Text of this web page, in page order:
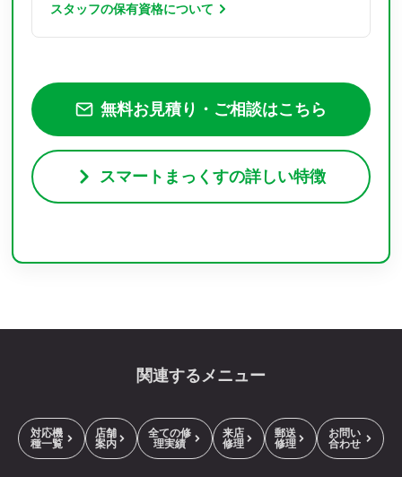
スタッフの保有資格について
無料お見積り・ご相談はこちら
スマートまっくすの詳しい特徴
関連するメニュー
対応機
種一覧
店舗
案内
全ての修
理実績
来店
修理
郵送
修理
お問い
合わせ